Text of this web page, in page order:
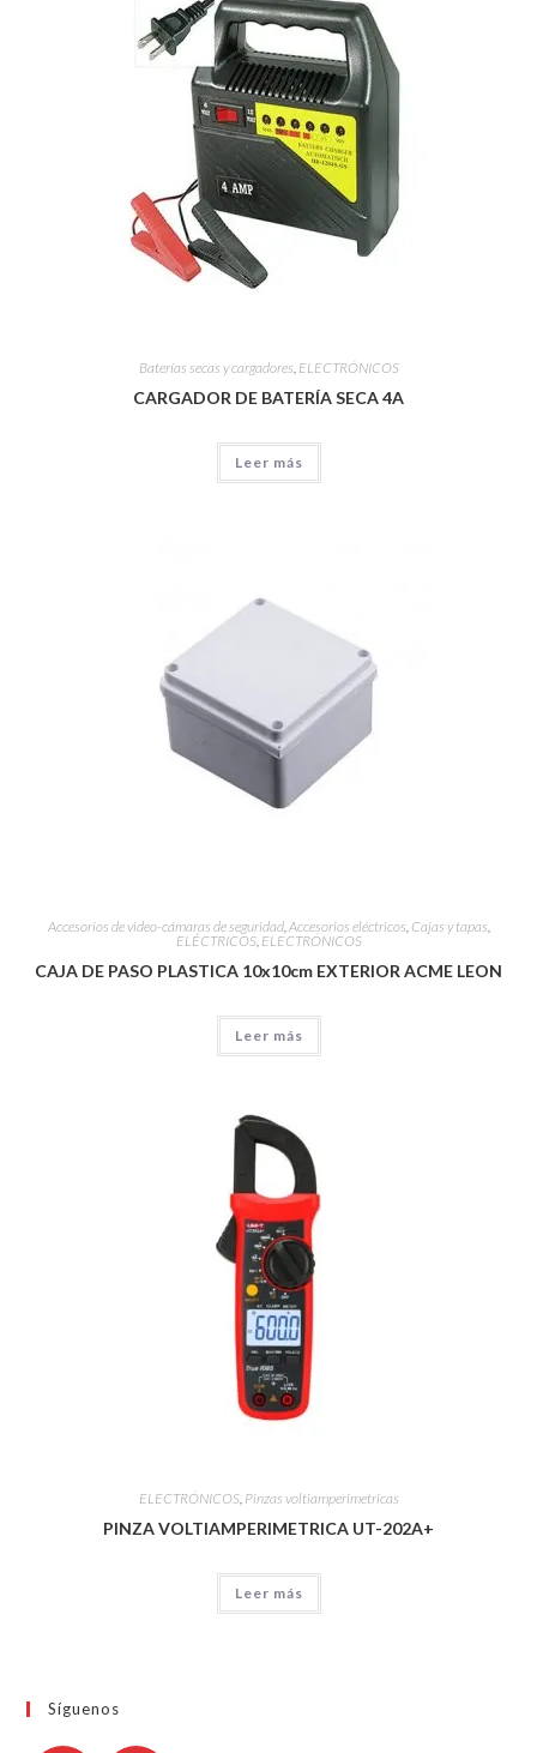
Baterías secas y cargadores, ELECTRÓNICOS
CARGADOR DE BATERÍA SECA 4A
Leer más
Accesorios de video-cámaras de seguridad, Accesorios eléctricos Cajas y tapas
ELÉCTRICOS, ELECTRÓNICOS
CAJA DE PASO PLASTICA 10x10cm EXTERIOR ACME LEON
Leer más
ELECTRÓNICOS, Pinzas voltiamperimetricas
PINZA VOLTIAMPERIMETRICA UT-202A+
Leer más
Síguenos